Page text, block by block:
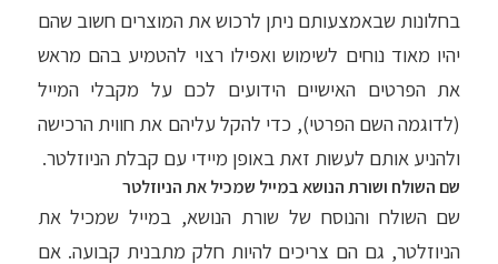
בחלונות שבאמצעותם ניתן לרכוש את המוצרים חשוב שהם
יהיו מאוד נוחים לשימוש ואפילו רצוי להטמיע בהם מראש
את הפרטים האישיים הידועים לכם על מקבלי המייל
(לדוגמה השם הפרטי), כדי להקל עליהם את חווית הרכישה
ולהניע אותם לעשות זאת באופן מיידי עם קבלת הניוזלטר.
שם השולח ושורת הנושא במייל שמכיל את הניוזלטר
שם השולח והנוסח של שורת הנושא, במייל שמכיל את
הניוזלטר, גם הם צריכים להיות חלק מתבנית קבועה. אם